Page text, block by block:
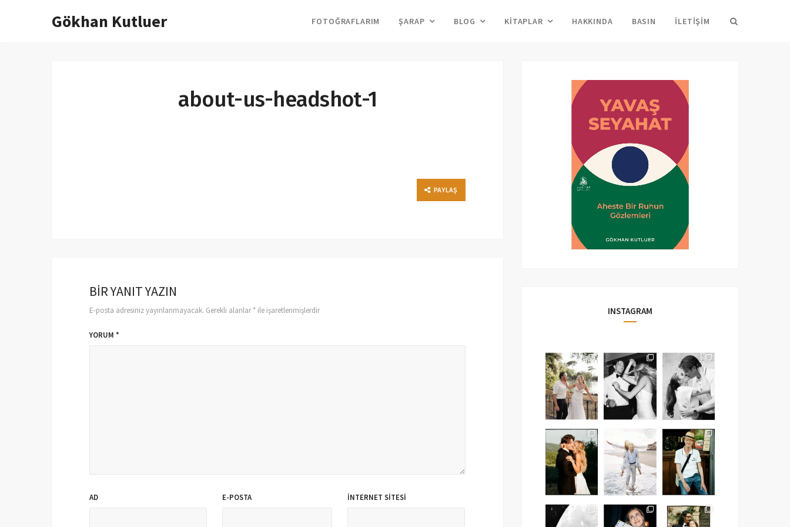
Gökhan Kutluer FOTOĞRAFLARIM ŞARAP BLOG KITAPLAR HAKKINDA BASIN İLETIŞIM
about-us-headshot-1
PAYLAŞ
BIR YANIT YAZIN
E-posta adresiniz yayınlanmayacak. Gerekli alanlar* ile işaretlenmişlerdir
YORUM *
AD E-POSTA İNTERNET SITESI
INSTAGRAM